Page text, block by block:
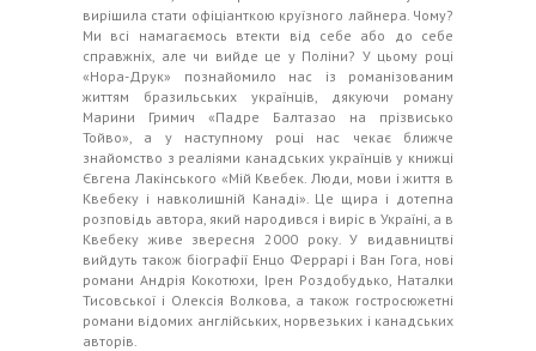
вирішила стати офіціанткою круїзного лайнера. Чому?
Ми всі намагаємось втекти від себе або до себе
справжніх, але чи вийде це у Поліни? У цьому році
«Нора-Друк» познайомило нас із романізованим
життям бразильських українців, дякуючи роману
Марини Гримич «Падре Балтазао на прізвисько
Тойво», а у наступному році нас чекає ближче
знайомство з реаліями канадських українців у книжці
Євгена Лакінського «Мій Квебек. Люди, мови і життя в
Квебеку і навколишній Канаді». Це щира і дотепна
розповідь автора, який народився і виріс в Україні, а в
Квебеку живе звересня 2000 року. У видавництві
вийдуть також біографії Енцо Феррарі і Ван Гога, нові
романи Андрія Кокотюхи, Ірен Роздобудько, Наталки
Тисовської і Олексія Волкова, а також гостросюжетні
романи відомих англійських, норвезьких і канадських
авторів.